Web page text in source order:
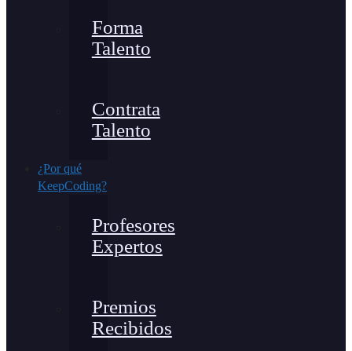
Forma
Talento
Contrata
Talento
¿Por qué
KeepCoding?
Profesores
Expertos
Premios
Recibidos